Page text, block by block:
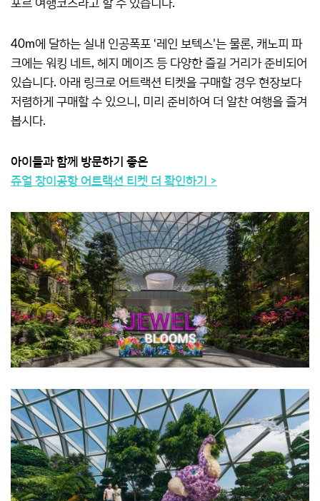
포르 여행코스라고 할 수 있습니다.
40m에 달하는 실내 인공폭포 ‘레인 보텍스’는 물론, 캐노피 파
크에는 워킹 네트, 헤지 메이즈 등 다양한 즐길 거리가 준비되어
있습니다. 아래 링크로 어트랙션 티켓을 구매할 경우 현장보다
저렴하게 구매할 수 있으니, 미리 준비하여 더 알찬 여행을 즐겨
봅시다.
아이들과 함께 방문하기 좋은
쥬얼 창이공항 어트랙션 티켓 더 확인하기 >